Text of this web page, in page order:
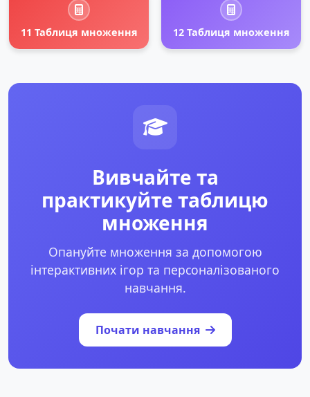
11 Таблиця множення 12 Таблиця множення
Вивчайте та
практикуйте таблицю
множення
Опануйте множення за допомогою
інтерактивних ігор та персоналізованого
навчання.
Почати навчання